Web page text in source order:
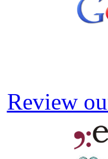
Review